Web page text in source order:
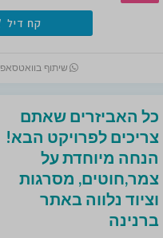
קח דיל
שיתוף בוואטסאפ
כל האביזרים שאתם
צריכים לפרויקט הבא!
הנחה מיוחדת על
צמר,חוטים, מסרגות
וציוד נלווה באתר
ברנינה